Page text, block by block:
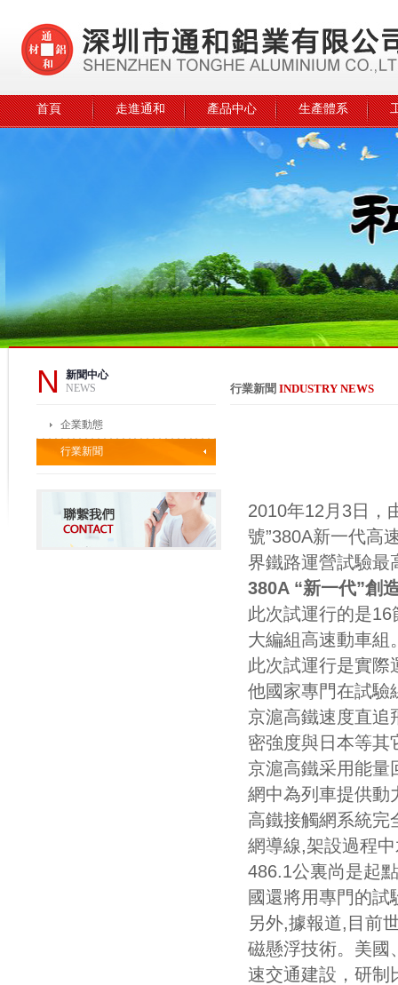
首頁 走進通和 產品中心 生產體系
N
新聞中心
NEWS
企業動態
行業新聞
行業新聞 INDUSTRY NEWS
2010年12月3日，
號”380A新一代高
界鐵路運營試驗最
380A “新一代”創
此次試運行的是
大編組高速動車組
此次試運行是實際
他國家專門在試驗
京滬高鐵速度直追
密強度與日本等其
京滬高鐵采用能量
網中為列車提供動
高鐵接觸網系統完
網導線,架設過程
486.1公裏尚是起
國還將用專門的
另外,據報道,目前
磁懸浮技術。美國
速交通建設，研制